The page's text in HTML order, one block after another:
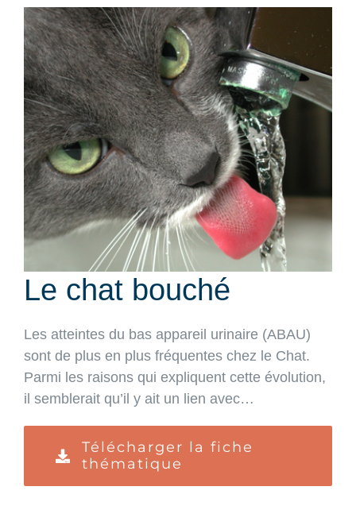
View
Larger
Image
Le chat bouché
Les atteintes du bas appareil urinaire (ABAU)
sont de plus en plus fréquentes chez le Chat.
Parmi les raisons qui expliquent cette évolution,
il semblerait qu’il y ait un lien avec…
Télécharger la fiche
thématique